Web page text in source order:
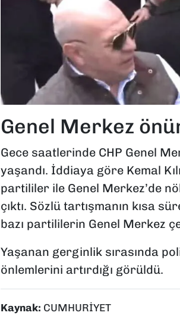
Genel Merkez
Gece saatlerinde CHP Genel
yaşandı. İddiaya göre Kemal
partililer ile Genel Merkez’de
çıktı. Sözlü tartışmanın kısa
bazı partililerin Genel Merkez
Yaşanan gerginlik sırasında
önlemlerini artırdığı görüldü.
Kaynak: CUMHURİYET